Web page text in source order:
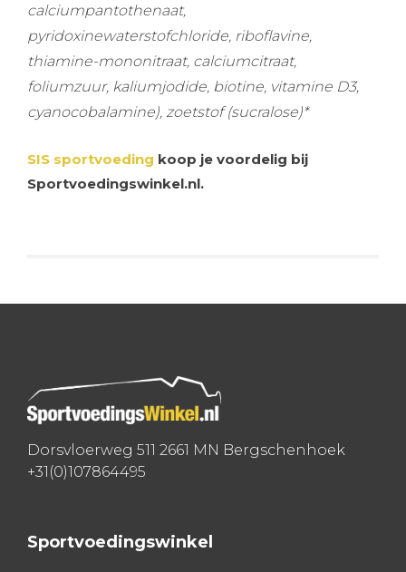
calciumpantothenaat,
pyridoxinewaterstofchloride, riboflavine,
thiamine-mononitraat, calciumcitraat,
foliumzuur, kaliumjodide, biotine, vitamine D3,
cyanocobalamine), zoetstof (sucralose)*
SIS sportvoeding koop je voordelig bij
Sportvoedingswinkel.nl.
Dorsvloerweg 511 2661 MN Bergschenhoek
+31(0)107864495
Sportvoedingswinkel